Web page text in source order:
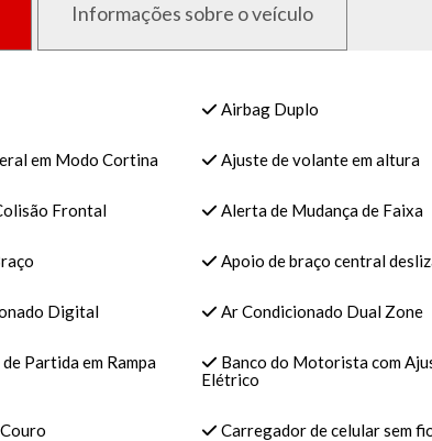
Informações sobre o veículo
Airbag Duplo
em Modo Cortina Ajuste de volante em altura
Frontal Alerta de Mudança de Faixa
Apoio de braço central
Digital Ar Condicionado Dual Zone
Partida em Rampa
Banco do Motorista com
Elétrico
Carregador de celular sem